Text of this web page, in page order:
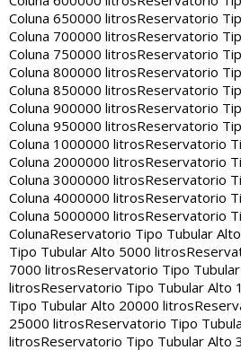
Coluna 650000 litrosReservatorio
Coluna 700000 litrosReservatorio
Coluna 750000 litrosReservatorio
Coluna 800000 litrosReservatorio
Coluna 850000 litrosReservatorio
Coluna 900000 litrosReservatorio
Coluna 950000 litrosReservatorio
Coluna 1000000 litrosReservatorio
Coluna 2000000 litrosReservatorio
Coluna 3000000 litrosReservatorio
Coluna 4000000 litrosReservatorio
Coluna 5000000 litrosReservatorio
ColunaReservatorio Tipo Tubular
Tipo Tubular Alto 5000 litros
7000 litrosReservatorio Tipo
litrosReservatorio Tipo Tubular Alto
Tipo Tubular Alto 20000 litros
25000 litrosReservatorio Tipo
litrosReservatorio Tipo Tubular Alto